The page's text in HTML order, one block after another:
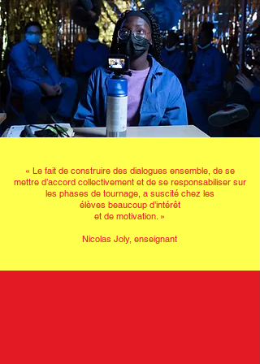
« Le fait de construire des dialogues ensemble, de se
mettre d’accord collectivement et de se responsabiliser sur
les phases de tournage, a suscité chez les
élèves beaucoup d’intérêt
et de motivation. »
Nicolas Joly, enseignant